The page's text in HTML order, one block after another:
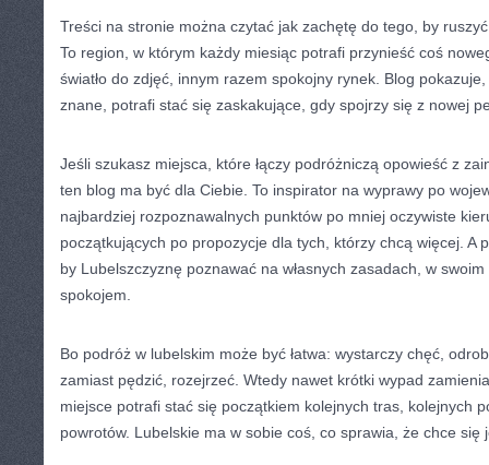
Treści na stronie można czytać jak zachętę do tego, by
To region, w którym każdy miesiąc potrafi przynieść coś
światło do zdjęć, innym razem spokojny rynek. Blog
znane, potrafi stać się zaskakujące, gdy spojrzy się z nowej
Jeśli szukasz miejsca, które łączy podróżniczą opowieść z
ten blog ma być dla Ciebie. To inspirator na wyprawy po
najbardziej rozpoznawalnych punktów po mniej oczywiste
początkujących po propozycje dla tych, którzy chcą więcej. A
by Lubelszczyznę poznawać na własnych zasadach, w
spokojem.
Bo podróż w lubelskim może być łatwa: wystarczy chęć,
zamiast pędzić, rozejrzeć. Wtedy nawet krótki wypad
miejsce potrafi stać się początkiem kolejnych tras, kolejnych
powrotów. Lubelskie ma w sobie coś, co sprawia, że chce się